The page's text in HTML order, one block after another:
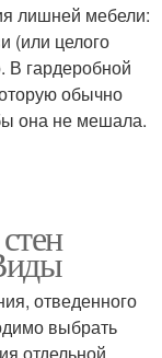
лишней мебели:
(или целого
В гардеробной
обычно
она не мешала.
отведенного
выбрать
отдельной